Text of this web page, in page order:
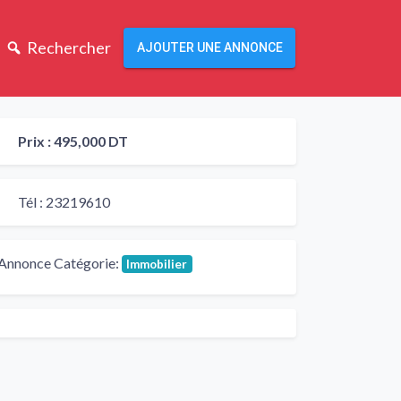
Rechercher AJOUTER UNE ANNONCE
Prix :495,000 DT
Tél : 23219610
Catégorie: Immobilier